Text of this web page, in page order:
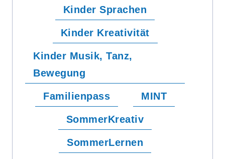
Kinder Sprachen
Kinder Kreativität
Kinder Musik, Tanz,
Bewegung
Familienpass MINT
SommerKreativ
SommerLernen